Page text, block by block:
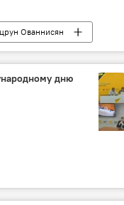
Ованнисян
Армении
дню